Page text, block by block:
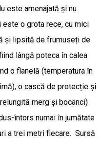
este amenajată și nu
o grota rece, cu mici
și lipsită de frumuseți de
lângă poteca în calea
o flanelă (temperatura în
o cască de protecție și
merg și bocanci)
întors numai în jumătate
a trei metri fiecare. Sursă